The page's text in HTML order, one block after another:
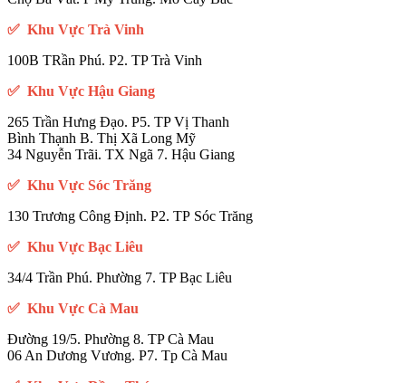
✅ Khu Vực Trà Vinh
100B TRần Phú. P2. TP Trà Vinh
✅ Khu Vực Hậu Giang
265 Trần Hưng Đạo. P5. TP Vị Thanh
Bình Thạnh B. Thị Xã Long Mỹ
34 Nguyễn Trãi. TX Ngã 7. Hậu Giang
✅ Khu Vực Sóc Trăng
130 Trương Công Định. P2. TP Sóc Trăng
✅ Khu Vực Bạc Liêu
34/4 Trần Phú. Phường 7. TP Bạc Liêu
✅ Khu Vực Cà Mau
Đường 19/5. Phường 8. TP Cà Mau
06 An Dương Vương. P7. Tp Cà Mau